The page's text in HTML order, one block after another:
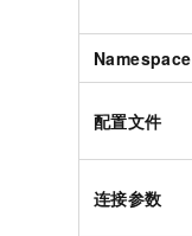
Namespace
配置文件
连接参数